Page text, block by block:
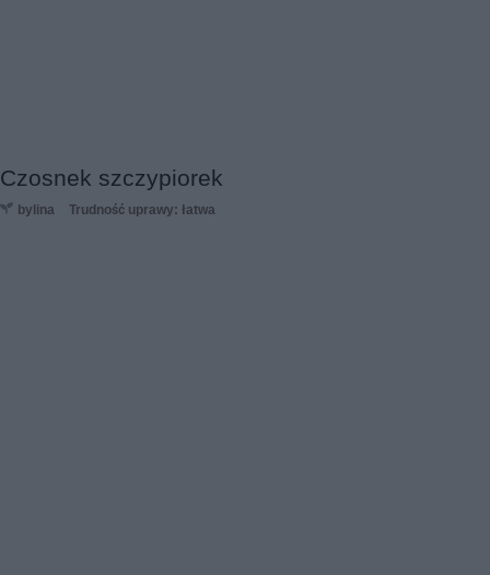
Czosnek szczypiorek
bylina Trudność uprawy: łatwa